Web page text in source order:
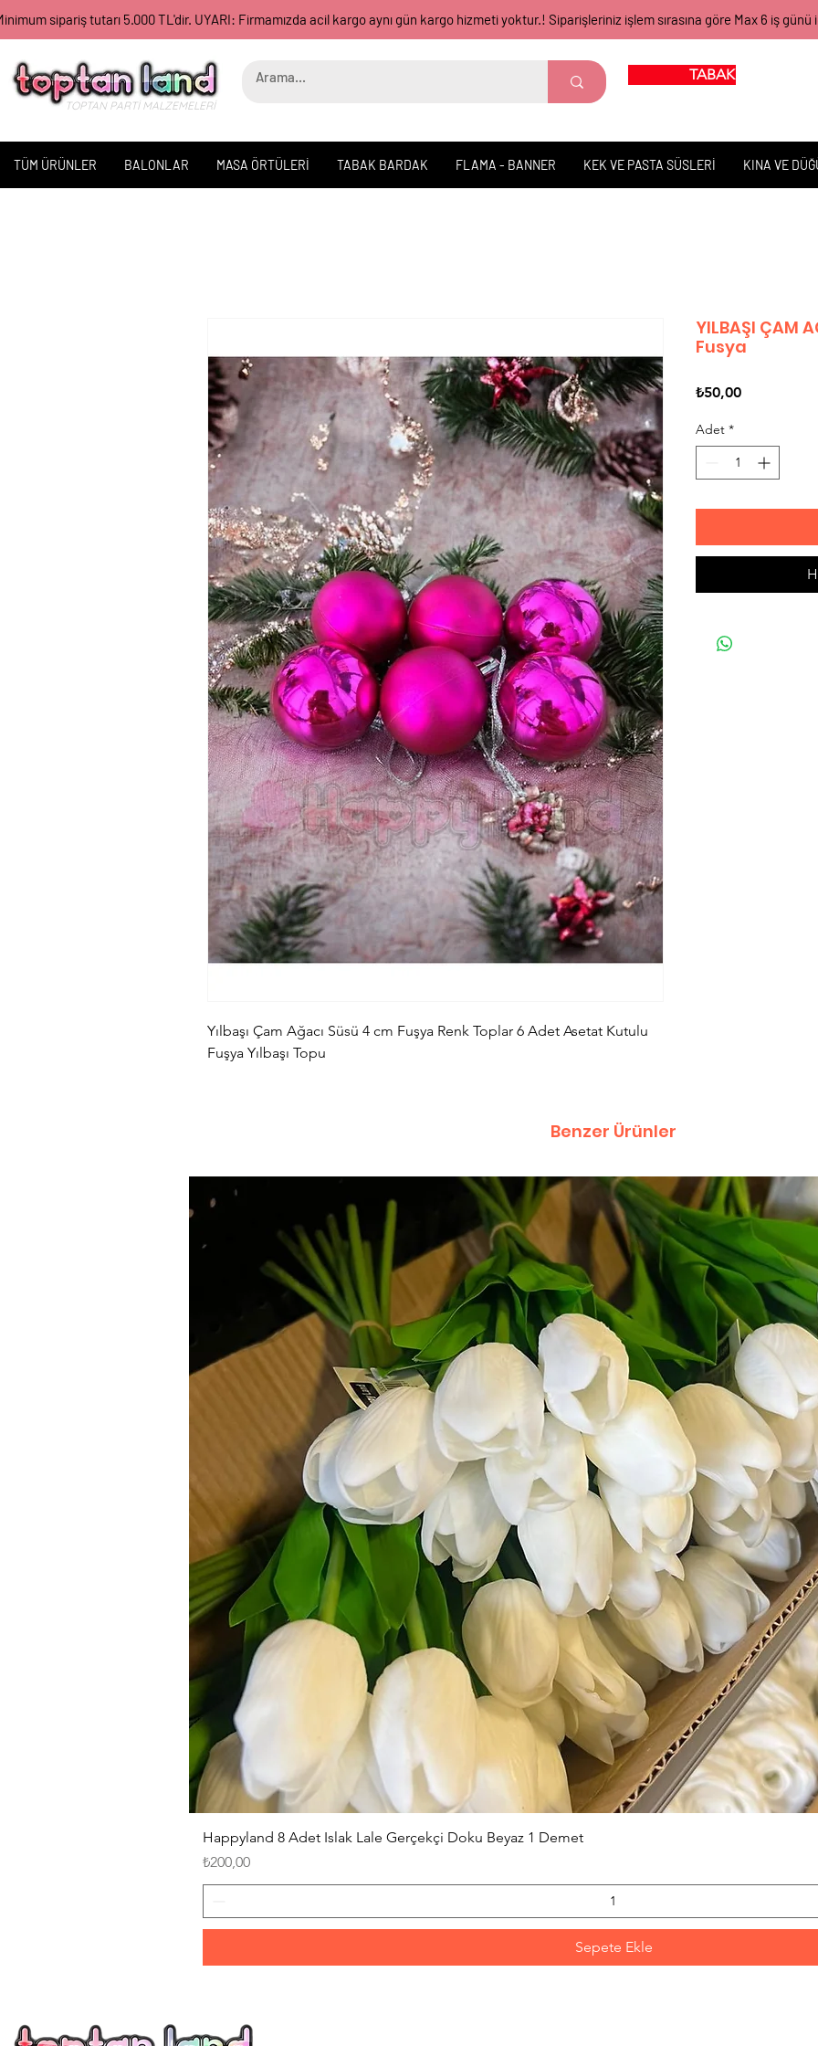
sipariş tutarı 5.000 TL'dir. UYARI: Firmamızda acil kargo aynı gün kargo hizmeti yoktur.! Siparişleriniz işlem sırasına göre Max 6 iş
TOPTAN PARTİ MALZEMELERİ
TABAK BARDAK
TÜM ÜRÜNLER BALONLAR MASA ÖRTÜLERİ TABAK BARDAK FLAMA - BANNER KEK VE PASTA SÜSLERİ KINA VE
Yılbaşı Çam Ağacı Süsü 4 cm Fuşya Renk Toplar 6 Adet Asetat Kutulu
Fuşya Yılbaşı Topu
YILBAŞI ÇAM
Fusya
₺50,00Fiyat
Adet *
Benzer Ürünler
Happyland 8 Adet Islak Lale Gerçekçi Doku Beyaz 1 Demet
Fiyat
₺200,00
Sepete Ekle